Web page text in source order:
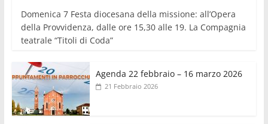
Domenica 7 Festa diocesana della missione: all’Opera
della Provvidenza, dalle ore 15,30 alle 19. La Compagnia
teatrale “Titoli di Coda”
Agenda 22 febbraio – 16 marzo 2026
21 Febbraio 2026